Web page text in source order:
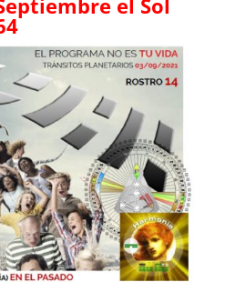
el Sol